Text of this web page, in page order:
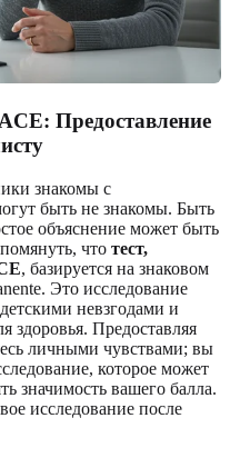
Предоставление
знакомы с
быть не знакомы. Быть
объяснение может быть
что тест,
, базируется на знаковом
Это исследование
невзгодами и
здоровья. Предоставляя
личными чувствами; вы
которое может
значимость вашего балла.
исследование после